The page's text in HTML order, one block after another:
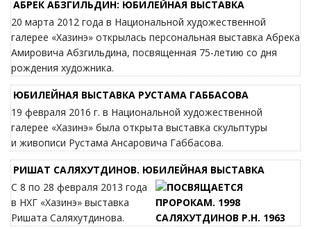
АБРЕК АБЗГИЛЬДИН: ЮБИЛЕЙНАЯ ВЫСТАВКА
20 марта 2012 года в Национальной художественной
галерее «Хазинэ» открылась персональная выставка Абрека
Амировича Абзгильдина, посвященная 75-летию со дня
рождения художника.
ЮБИЛЕЙНАЯ ВЫСТАВКА РУСТАМА ГАББАСОВА
19 февраля 2016 г. в Национальной художественной
галерее «Хазинэ» была открыта выставка скульптуры
и живописи Рустама Ансаровича Габбасова.
РИШАТ САЛЯХУТДИНОВ. ЮБИЛЕЙНАЯ ВЫСТАВКА
С 8 по 28 февраля 2013 года
в НХГ «Хазинэ» выставка
Ришата Саляхутдинова.